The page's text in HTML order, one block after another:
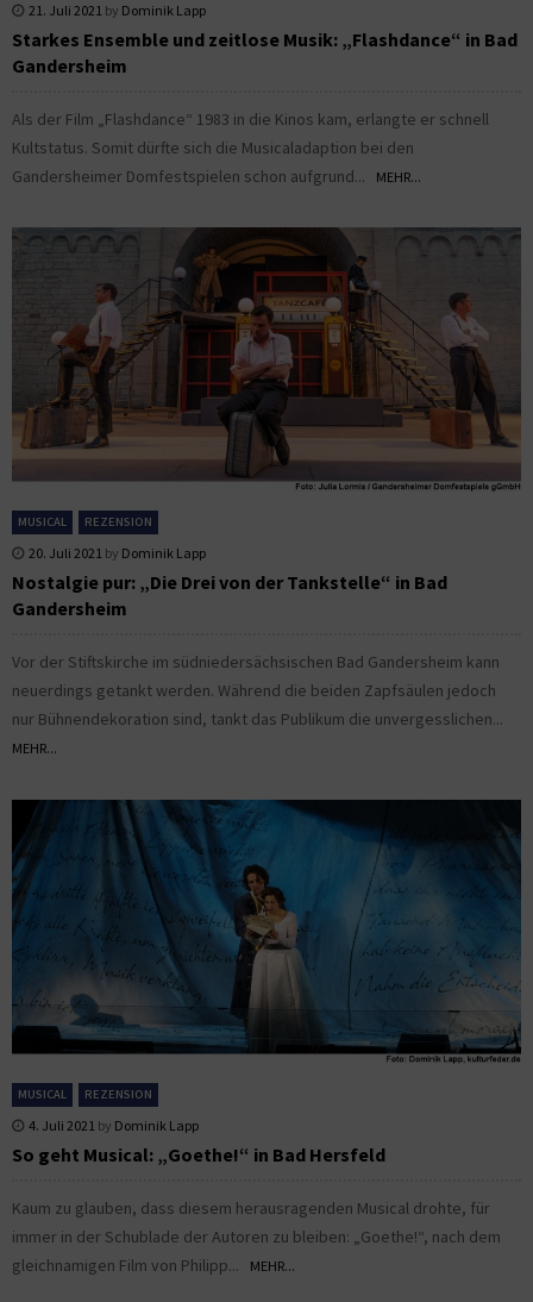
21. Juli 2021 by Dominik Lapp
Starkes Ensemble und zeitlose Musik: „Flashdance“ in Bad
Gandersheim
Als der Film „Flashdance“ 1983 in die Kinos kam, erlangte er schnell
Kultstatus. Somit dürfte sich die Musicaladaption bei den
Gandersheimer Domfestspielen schon aufgrund...
MEHR...
MUSICAL REZENSION
20. Juli 2021 by Dominik Lapp
Nostalgie pur: „Die Drei von der Tankstelle“ in Bad
Gandersheim
Vor der Stiftskirche im südniedersächsischen Bad Gandersheim kann
neuerdings getankt werden. Während die beiden Zapfsäulen jedoch
nur Bühnendekoration sind, tankt das Publikum die unvergesslichen...
MEHR...
MUSICAL REZENSION
4. Juli 2021 by Dominik Lapp
So geht Musical: „Goethe!“ in Bad Hersfeld
Kaum zu glauben, dass diesem herausragenden Musical drohte, für
immer in der Schublade der Autoren zu bleiben: „Goethe!“, nach dem
gleichnamigen Film von Philipp...
MEHR...